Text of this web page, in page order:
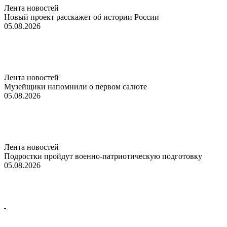
Лента новостей
Новый проект расскажет об истории России
05.08.2026
Лента новостей
Музейщики напомнили о первом салюте
05.08.2026
Лента новостей
Подростки пройдут военно-патриотическую подготовку
05.08.2026